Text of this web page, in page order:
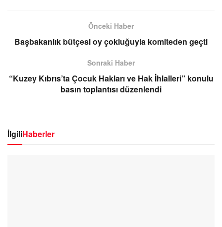
Önceki Haber
Başbakanlık bütçesi oy çokluğuyla komiteden geçti
Sonraki Haber
“Kuzey Kıbrıs’ta Çocuk Hakları ve Hak İhlalleri” konulu
basın toplantısı düzenlendi
İlgiliHaberler